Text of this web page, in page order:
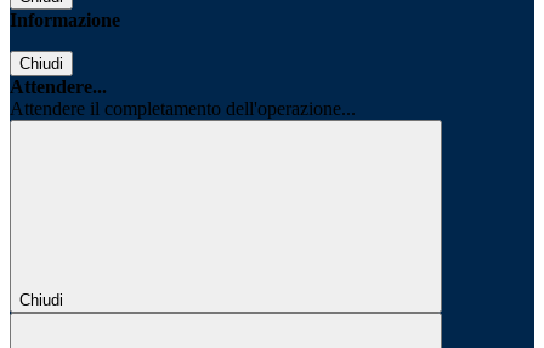
Informazione
Chiudi
Attendere...
Attendere il completamento dell'operazione...
Chiudi